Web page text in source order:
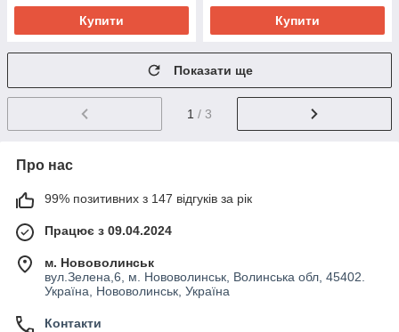
Купити Купити
Показати ще
1 / 3
Про нас
99% позитивних з 147 відгуків за рік
Працює з 09.04.2024
м. Нововолинськ
вул.Зелена,6, м. Нововолинськ, Волинська обл, 45402.
Україна, Нововолинськ, Україна
Контакти